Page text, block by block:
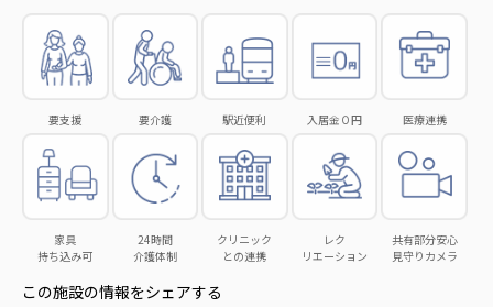
株式会社 サンガジャパン
株式会社日本遮蔽技研
サンガ共同組合
株式会社Genkiリレーションズ
一般社団法人 日本高齢者福祉協会
日本高齢者福祉協会
株式会社 爽やかな風沖縄
爽やかな風 中部エリア
株式会社 鷹揚館
要支援 要介護 駅近便利 入居金０円 医療連携
家具
持ち込み可
24時間
介護体制
クリニック
との連携
レク
リエーション
共有部分安心
見守りカメラ
この施設の情報をシェアする